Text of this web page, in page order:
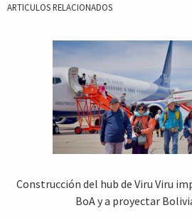
ARTICULOS RELACIONADOS
Construcción del hub de Viru Viru
BoA y a proyectar